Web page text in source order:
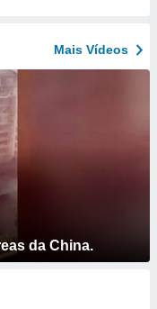
Mais Vídeos
da China.